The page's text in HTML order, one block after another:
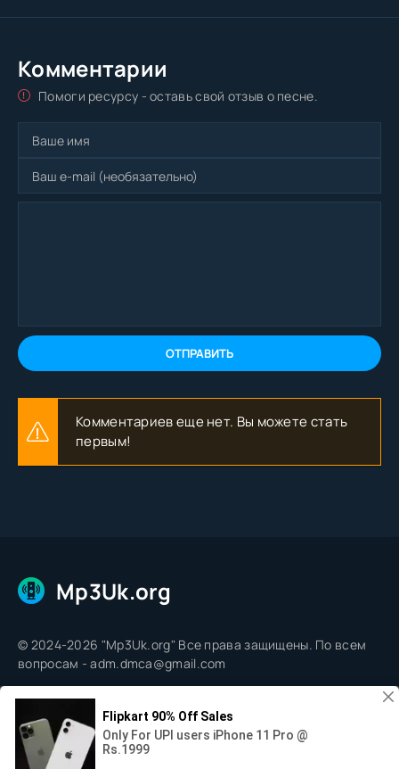
Комментарии
Помоги ресурсу - оставь свой отзыв о песне.
ОТПРАВИТЬ
Комментариев еще нет. Вы можете стать
первым!
Mp3Uk.org
© 2024-2026 "Mp3Uk.org" Все права защищены. По всем
вопросам - adm.dmca@gmail.com